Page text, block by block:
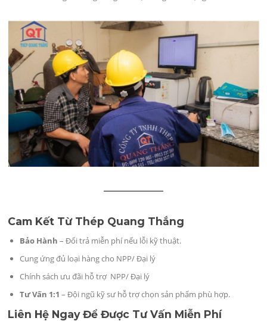
Cam Kết Từ Thép Quang Thắng
Bảo Hành – Đổi trả miễn phí nếu lỗi kỹ thuật.
Cung ứng đủ loại hàng cho NPP/ Đại lý
Chính sách ưu đãi hỗ trợ NPP/ Đại lý
Tư Vấn 1:1 – Đội ngũ kỹ sư hỗ trợ chọn sản phẩm phù hợp.
Liên Hệ Ngay Để Được Tư Vấn Miễn Phí